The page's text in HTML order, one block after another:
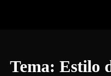
Tema: Estilo